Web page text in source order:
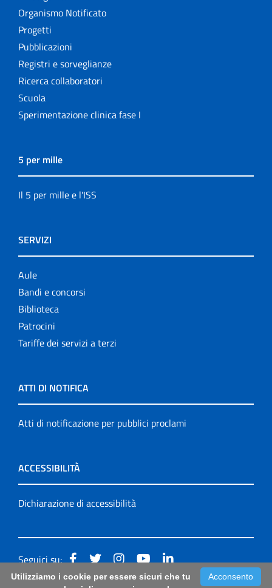
Organismo Notificato
Progetti
Pubblicazioni
Registri e sorveglianze
Ricerca collaboratori
Scuola
Sperimentazione clinica fase I
5 per mille
Il 5 per mille e l'ISS
SERVIZI
Aule
Bandi e concorsi
Biblioteca
Patrocini
Tariffe dei servizi a terzi
ATTI DI NOTIFICA
Atti di notificazione per pubblici proclami
ACCESSIBILITÀ
Dichiarazione di accessibilità
Seguici su:
Acconsento
Utilizziamo i cookie per essere sicuri che tu